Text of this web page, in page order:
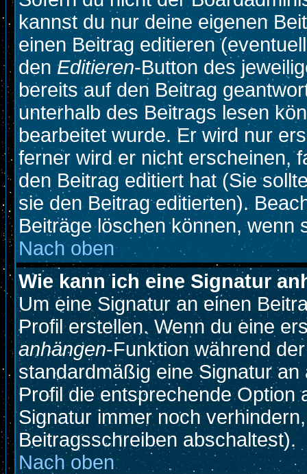
kannst du nur deine eigenen
einen Beitrag editieren
den Editieren-Button des
bereits auf den Beitrag
unterhalb des Beitrags lesen
bearbeitet wurde. Er wird nur
ferner wird er nicht erscheinen,
den Beitrag editiert hat (Sie
sie den Beitrag editierten).
Beiträge löschen können, wenn
Nach oben
Wie kann ich eine Signatur
Um eine Signatur an einen
Profil erstellen. Wenn du eine
anhängen-Funktion während
standardmäßig eine Signatur
Profil die entsprechende Option
Signatur immer noch
Beitragsschreiben abschaltest).
Nach oben